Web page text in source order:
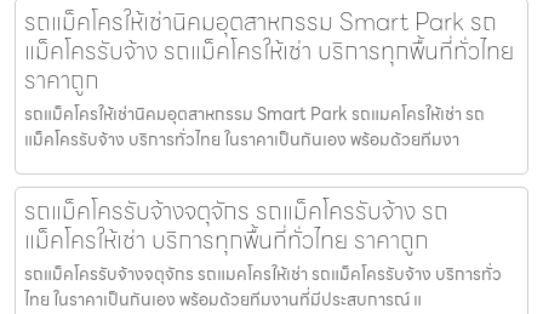
รถแม็คโครให้เช่านิคมอุตสาหกรรม Smart Park รถ
แม็คโครรับจ้าง รถแม็คโครให้เช่า บริการทุกพื้นที่ทั่วไทย
ราคาถูก
รถแม็คโครให้เช่านิคมอุตสาหกรรม Smart Park รถแมคโครให้เช่า รถ
แม็คโครรับจ้าง บริการทั่วไทย ในราคาเป็นกันเอง พร้อมด้วยทีมงา
รถแม็คโครรับจ้างจตุจักร รถแม็คโครรับจ้าง รถ
แม็คโครให้เช่า บริการทุกพื้นที่ทั่วไทย ราคาถูก
รถแม็คโครรับจ้างจตุจักร รถแมคโครให้เช่า รถแม็คโครรับจ้าง บริการทั่ว
ไทย ในราคาเป็นกันเอง พร้อมด้วยทีมงานที่มีประสบการณ์ แ